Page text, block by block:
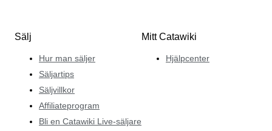
Sälj
Hur man säljer
Säljartips
Säljvillkor
Affiliateprogram
Bli en Catawiki Live-säljare
Mitt Catawiki
Hjälpcenter